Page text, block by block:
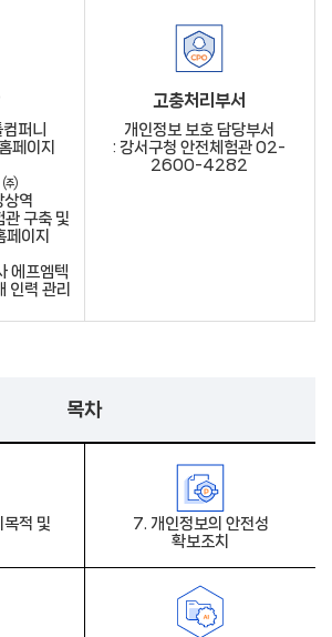
퍼니
페이지
㈜
상역
구축 및
페이지
에프엠텍
인력 관리
고충처리부서
개인정보 보호 담당부서
: 강서구청 안전체험관 02-
2600-4282
목차
목적 및
7. 개인정보의 안전성
확보조치